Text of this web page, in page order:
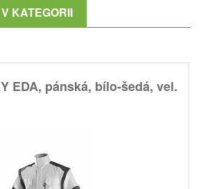
KATEGORII
EDA, pánská, bílo-šedá, vel.